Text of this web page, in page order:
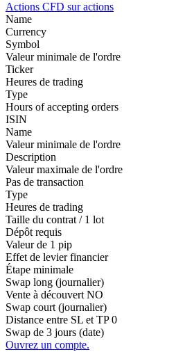
Actions CFD sur actions
Name
Currency
Symbol
Valeur minimale de l'ordre
Ticker
Heures de trading
Type
Hours of accepting orders
ISIN
Name
Valeur minimale de l'ordre
Description
Valeur maximale de l'ordre
Pas de transaction
Type
Heures de trading
Taille du contrat / 1 lot
Dépôt requis
Valeur de 1 pip
Effet de levier financier
Étape minimale
Swap long (journalier)
Vente à découvert NO
Swap court (journalier)
Distance entre SL et TP 0
Swap de 3 jours (date)
Ouvrez un compte.